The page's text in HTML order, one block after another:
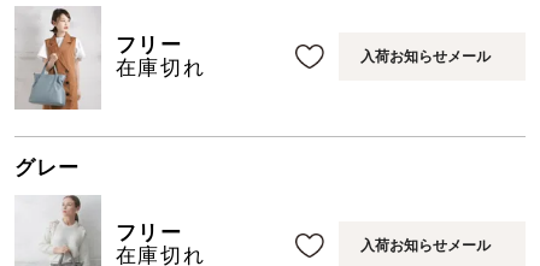
フリー
在庫切れ
入荷お知らせメール
グレー
フリー
在庫切れ
入荷お知らせメール